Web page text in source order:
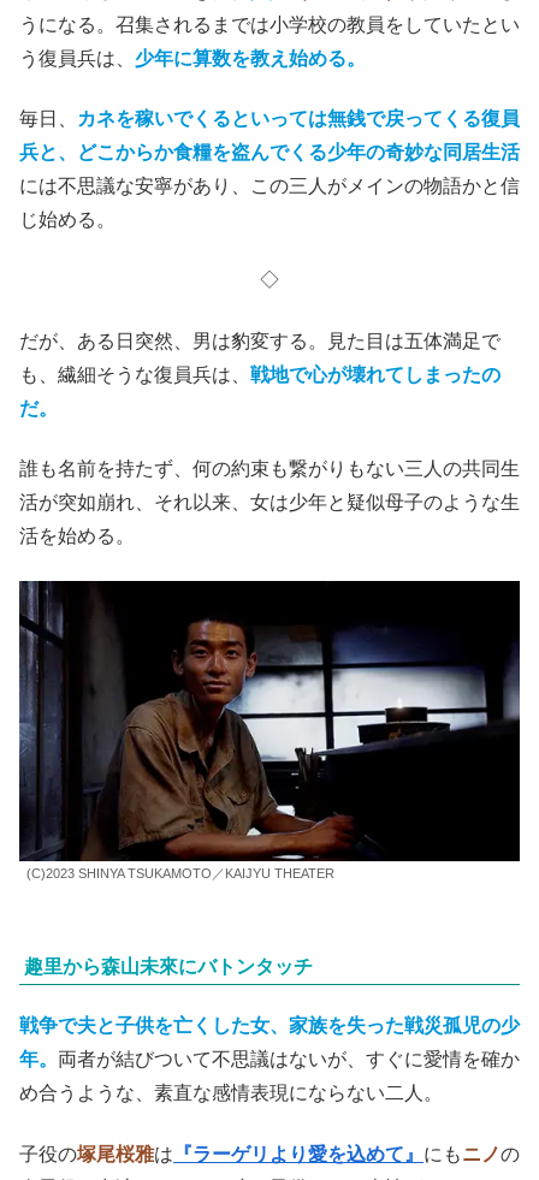
うになる。召集されるまでは小学校の教員をしていたとい
う復員兵は、 少年に算数を教え始める。
毎日、
カネを稼いでくるといっては無銭で戻ってくる復員
兵と、どこからか食糧を盗んでくる少年の奇妙な同居生活
には不思議な安寧があり、この三人がメインの物語かと信
じ始める。
◇
だが、ある日突然、男は豹変する。見た目は五体満足で
も、繊細そうな復員兵は、 戦地で心が壊れてしまったの
だ。
誰も名前を持たず、何の約束も繋がりもない三人の共同生
活が突如崩れ、それ以来、女は少年と疑似母子のような生
活を始める。
(C)2023 SHINYA TSUKAMOTO／KAIJYU THEATER
趣里から森山未來にバトンタッチ
戦争で夫と子供を亡くした女、家族を失った戦災孤児の少
年。 両者が結びついて不思議はないが、すぐに愛情を確か
め合うような、素直な感情表現にならない二人。
子役の塚尾桜雅は 『ラーゲリより愛を込めて』 にもニノの